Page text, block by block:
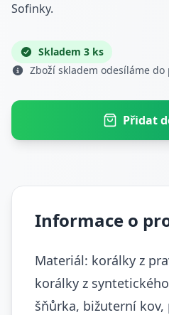
Sofinky.
Skladem 3 ks
Zboží skladem odesíláme
Přidat
Informace o
Materiál: korálky z
korálky z
šňůrka, bižuterní kov,